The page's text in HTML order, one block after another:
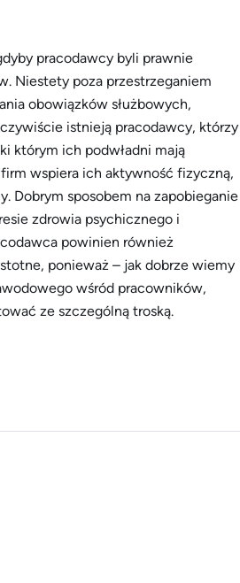
pracodawcy byli prawnie
Niestety poza przestrzeganiem
obowiązków służbowych,
istnieją pracodawcy, którzy
którym ich podwładni mają
wspiera ich aktywność fizyczną,
Dobrym sposobem na zapobieganie
zdrowia psychicznego i
powinien również
ponieważ – jak dobrze wiemy
wśród pracowników,
ze szczególną troską.